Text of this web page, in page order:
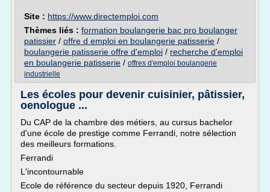
Site : https://www.directemploi.com
Thèmes liés : formation boulangerie bac pro boulanger
patissier / offre d emploi en boulangerie patisserie /
boulangerie patisserie offre d'emploi / recherche d'emploi
en boulangerie patisserie / offres d'emploi boulangerie
industrielle
Les écoles pour devenir cuisinier, pâtissier,
oenologue ...
Du CAP de la chambre des métiers, au cursus bachelor
d'une école de prestige comme Ferrandi, notre sélection
des meilleurs formations.
Ferrandi
L'incontournable
Ecole de référence du secteur depuis 1920, Ferrandi